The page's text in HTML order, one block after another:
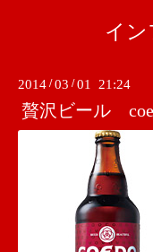
イン
2014 /03 /01 21:24
贅沢ビール